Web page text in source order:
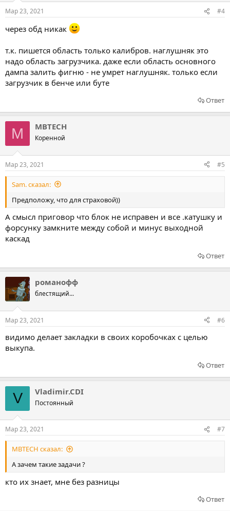
Мар 23, 2021 #4
через обд никак
т.к. пишется область только калибров. наглушняк это
надо область загрузчика. даже если область основного
дампа залить фигню - не умрет наглушняк. только если
загрузчик в бенче или буте
Ответ
M MBTECH
Коренной
Мар 23, 2021 #5
Sam. сказал:
Предположу, что для страховой))
А смысл приговор что блок не исправен и все .катушку и
форсунку замкните между собой и минус выходной
каскад
Ответ
романофф
блестящий...
Мар 23, 2021 #6
видимо делает закладки в своих коробочках с целью
выкупа.
Ответ
V Vladimir.CDI
Постоянный
Мар 23, 2021 #7
MBTECH сказал:
А зачем такие задачи ?
кто их знает, мне без разницы
Ответ